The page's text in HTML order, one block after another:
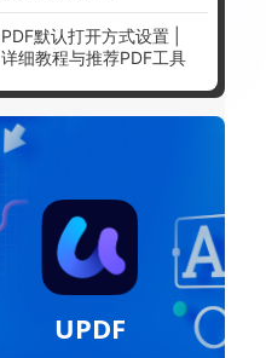
PDF默认打开方式设置 |
详细教程与推荐PDF工具
UPDF